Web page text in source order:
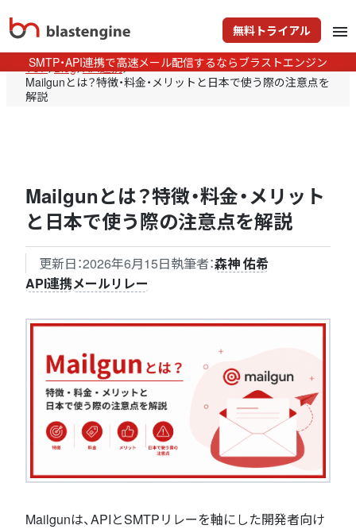
無料トライアル menu
SMTP・API連携で高速メール配信するならブラストエンジン
TOP>Blog>API連携>
Mailgunとは？特徴・料金・メリットと日本で使う際の注意点を
解説
Mailgunとは？特徴・料金・メリット
と日本で使う際の注意点を解説
更新日：2026年6月15日執筆者：森神 佑希
API連携メールリレー
Mailgunは、APIとSMTPリレーを軸にした開発者向け